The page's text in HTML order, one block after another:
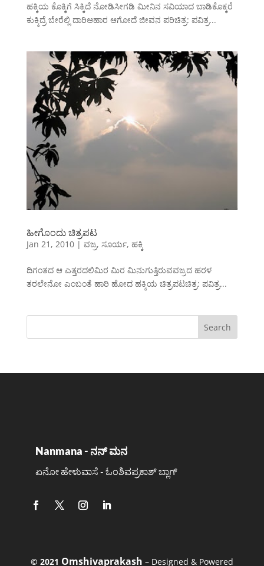
ಹಕ್ಕಿಯ ಕೊಕ್ಕಿಗೆ ಸಿಕ್ಕಿದೆ ನೋಡಿಸೀಗಡಿ ಮೀನಿನ ಸವಿಯಾದ ಬಾಡಿಕೊಕ್ಕರೆ
ಕುಕ್ಕಿದ್ರೆ ಬೇರೆಲ್ಲಿ ದಾರಿಆಹಾರ ಆಗೋದೆ ಜೀವನ ಪರಿಚಿತ್ರ: ಪವಿತ್ರ...
ಹೀಗೊಂದು ಚಿತ್ರಪಟ
Jan 21, 2010| ವಜ್ರ, ಸೂರ್ಯ, ಹಕ್ಕಿ
ದಿಗಂತದ ಆ ಎತ್ತರದಲಿಮಿರ ಮಿರ ಮಿನುಗುತ್ತಿರುವವಜ್ರದ ಹರಳ
ತರಲೇನೋ ಎಂಬಂತೆ ಹಾರಿ ಹೋದ ಹಕ್ಕಿಯ ಚಿತ್ರಪಟಚಿತ್ರ: ಪವಿತ್ರ...
Nanmana - ನನ್ ಮನ
ಏನೋ ಹೇಳುವಾಸೆ - ಓಂಶಿವಪ್ರಕಾಶ್ ಬ್ಲಾಗ್
©️ 2021 Omshivaprakash – Designed & Powered